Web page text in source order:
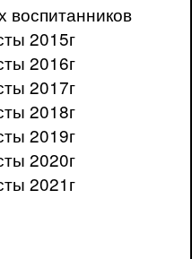
воспитанников
2015г
2016г
2017г
2018г
2019г
2020г
2021г